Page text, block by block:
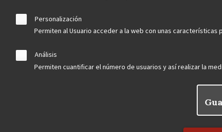
Personalización
Permiten al Usuario acceder a la web con unas
Análisis
Permiten cuantificar el número de usuarios y así realizar la